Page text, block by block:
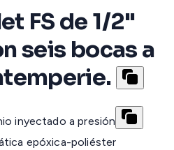
FS de 1/2"
seis bocas a
inyectado a presión
epóxica-poliéster